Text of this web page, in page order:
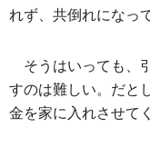
れず、共倒れになっ
そうはいっても、
すのは難しい。だと
金を家に入れさせて